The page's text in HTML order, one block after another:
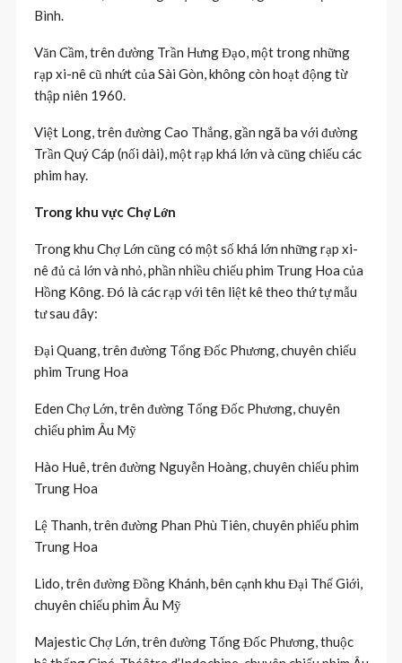
Bình.
Văn Cầm, trên đường Trần Hưng Đạo, một trong những
rạp xi-nê cũ nhứt của Sài Gòn, không còn hoạt động từ
thập niên 1960.
Việt Long, trên đường Cao Thắng, gần ngã ba với đường
Trần Quý Cáp (nối dài), một rạp khá lớn và cũng chiếu các
phim hay.
Trong khu vực Chợ Lớn
Trong khu Chợ Lớn cũng có một số khá lớn những rạp xi-
nê đủ cả lớn và nhỏ, phần nhiều chiếu phim Trung Hoa của
Hồng Kông. Đó là các rạp với tên liệt kê theo thứ tự mẫu
tư sau đây:
Đại Quang, trên đường Tổng Đốc Phương, chuyên chiếu
phim Trung Hoa
Eden Chợ Lớn, trên đường Tổng Đốc Phương, chuyên
chiếu phim Âu Mỹ
Hào Huê, trên đường Nguyễn Hoàng, chuyên chiếu phim
Trung Hoa
Lệ Thanh, trên đường Phan Phù Tiên, chuyên phiếu phim
Trung Hoa
Lido, trên đường Đồng Khánh, bên cạnh khu Đại Thế Giới,
chuyên chiếu phim Âu Mỹ
Majestic Chợ Lớn, trên đường Tổng Đốc Phương, thuộc